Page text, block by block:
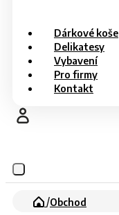
Dárkové koše
Delikatesy
Vybavení
Pro firmy
Kontakt
/Obchod